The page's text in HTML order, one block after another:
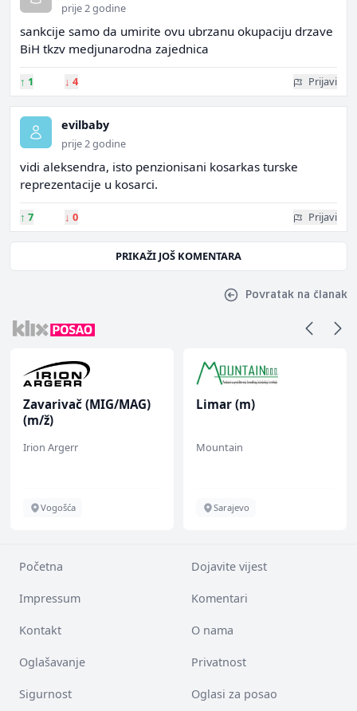
prije 2 godine
sankcije samo da umirite ovu ubrzanu okupaciju drzave
BiH tkzv medjunarodna zajednica
↑ 1 ↓ 4 Prijavi
evilbaby
prije 2 godine
vidi aleksendra, isto penzionisani kosarkas turske
reprezentacije u kosarci.
↑ 7 ↓ 0 Prijavi
PRIKAŽI JOŠ KOMENTARA
Povratak na članak
Zavarivač (MIG/MAG)
(m/ž)
Irion Argerr
Vogošća
Limar (m)
Mountain
Sarajevo
Početna Dojavite vijest
Impressum Komentari
Kontakt O nama
Oglašavanje Privatnost
Sigurnost Oglasi za posao